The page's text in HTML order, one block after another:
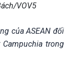
VOV5
của ASEAN đối
trong